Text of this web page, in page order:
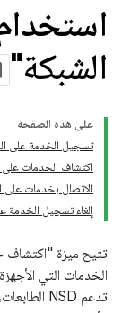
الشبكة"
على هذه الصفحة
تسجيل الخدمة على
اكتشاف الخدمات على
الاتصال بخدمات على
إلغاء تسجيل الخدمة
الخدمات التي